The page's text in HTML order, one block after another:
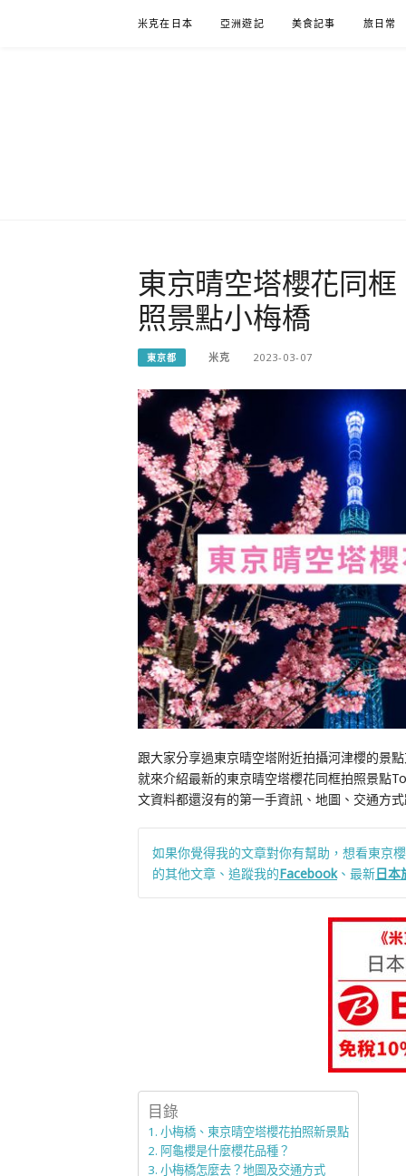
米克在日本 亞洲遊記 美食記事 旅日常
東京晴空塔櫻花同
照景點小梅橋
東京都 米克 2023-03-07
跟大家分享過東京晴空塔附近拍攝河津櫻的景
就來介紹最新的東京晴空塔櫻花同框拍照景點
文資料都還沒有的第一手資訊、地圖、交通方
如果你覺得我的文章對你有幫助，想看東京
的其他文章、追蹤我的Facebook、最新日本
目錄
小梅橋、東京晴空塔櫻花拍照新景點
阿龜櫻是什麼櫻花品種？
小梅橋怎麼去？地圖及交通方式